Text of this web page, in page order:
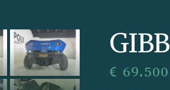
›
€ 69.500